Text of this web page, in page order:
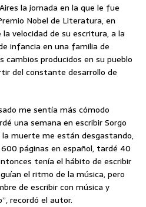
la jornada en la que le fue
Nobel de Literatura, en
velocidad de su escritura, a la
infancia en una familia de
cambios producidos en su pueblo
del constante desarrollo de
me sentía más cómodo
una semana en escribir Sorgo
la muerte me están desgastando,
páginas en español, tardé 40
tenía el hábito de escribir
el ritmo de la música, pero
de escribir con música y
recordó el autor.